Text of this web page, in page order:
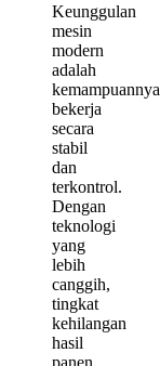
Keunggulan
mesin
modern
adalah
kemampuannya
bekerja
secara
stabil
dan
terkontrol.
Dengan
teknologi
yang
lebih
canggih,
tingkat
kehilangan
hasil
panen